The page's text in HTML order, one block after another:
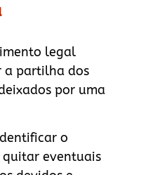
legal
a partilha dos
por uma
o
eventuais